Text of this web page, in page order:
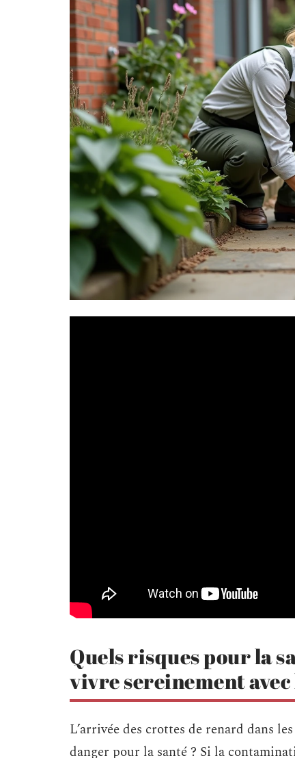
Quels risques pour la
vivre sereinement avec
L’arrivée des crottes de renard dans
danger pour la santé ? Si la